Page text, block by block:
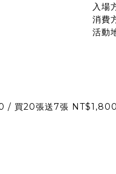
入場
消費
活動
/ 買20張送7張 NT$1,800